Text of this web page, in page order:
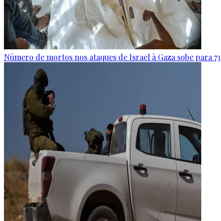
Número de mortos nos ataques de Israel à Gaza sobe para